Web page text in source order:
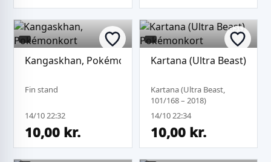
Kangaskhan, Pokémonkort
Fin stand
14/10 22:32
10,00 kr.
Kartana (Ultra Beast)
Kartana (Ultra Beast,
101/168 – 2018)
14/10 22:34
10,00 kr.